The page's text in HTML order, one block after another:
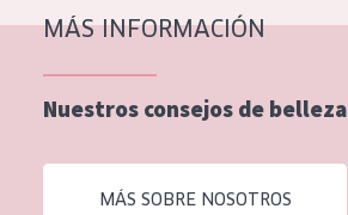
Piel madura
Piel menopáusica
EDAD
MÁS INFORMACIÓN
Nuestros consejos de belleza
MÁS SOBRE NOSOTROS